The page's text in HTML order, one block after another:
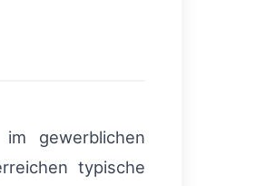
gewerblichen
typische